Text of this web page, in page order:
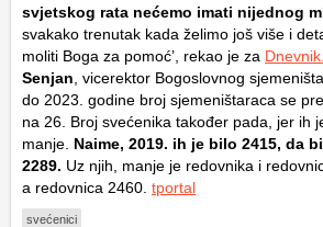
svjetskog rata nećemo imati nijednog
svakako trenutak kada želimo još više i
moliti Boga za pomoć’, rekao je za
Senjan , vicerektor Bogoslovnog
do 2023. godine broj sjemeništaraca se
na 26. Broj svećenika također pada, jer ih
manje. Naime, 2019. ih je bilo 2415, da
2289. Uz njih, manje je redovnika i
a redovnica 2460. tportal
svećenici